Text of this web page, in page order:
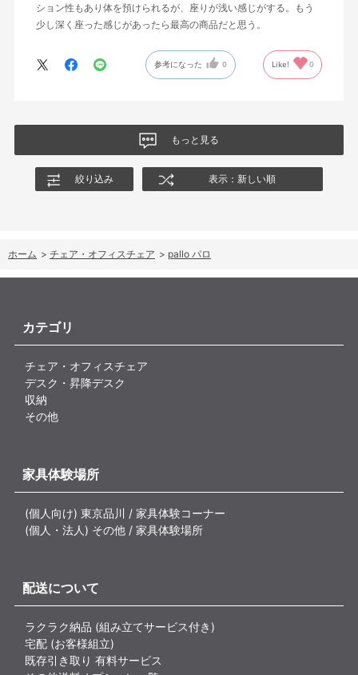
ション性もあり体を預けられるが、座りが浅い感じがする。もう
少し深く座った感じがあったら最高の商品だと思う。
参考になった 0 Like! 0
もっと見る
絞り込み 表示：新しい順
ホーム > チェア・オフィスチェア > pallo パロ
カテゴリ
チェア・オフィスチェア
デスク・昇降デスク
収納
その他
家具体験場所
(個人向け) 東京品川 / 家具体験コーナー
(個人・法人) その他 / 家具体験場所
配送について
ラクラク納品 (組み立てサービス付き)
宅配 (お客様組立)
既存引き取り 有料サービス